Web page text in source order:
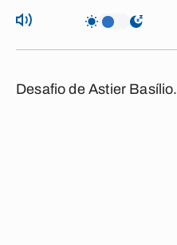
Desafio de Astier Basílio.